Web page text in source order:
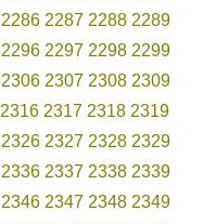
2286 2287 2288 2289
2296 2297 2298 2299
2306 2307 2308 2309
2316 2317 2318 2319
2326 2327 2328 2329
2336 2337 2338 2339
2346 2347 2348 2349